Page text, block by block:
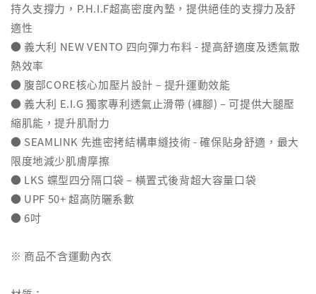
持久支撐力，P.H.I.F超高密度內墊，提供絕佳的支撐力及舒
適性
● 義大利 NEW VENTO 四向彈力布料 - 提高舒適度及透氣散
熱效率
● 腹部CORE核心加壓片設計 – 提升運動效能
● 義大利 E.I.G 獨家專利透氣止滑帶 (褲腳) – 可提供大腿壓
縮肌能，提升肌耐力
● SEAMLINK 先進密拷結構車縫技術 - 確保貼身舒適，最大
限度地減少肌膚摩擦
● LKS 蝶型四分隔口袋 – 橫置式後背超大容量口袋
● UPF 50+ 超高防曬系數
● 6吋
※ 商品不含運動內衣